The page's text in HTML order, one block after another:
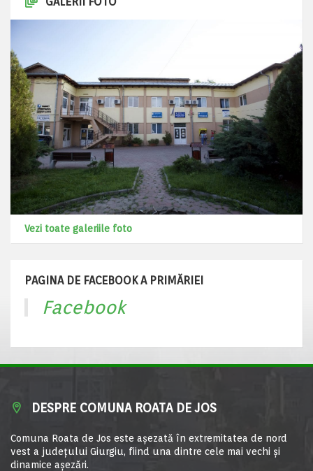
Vezi toate galeriile foto
PAGINA DE FACEBOOK A PRIMĂRIEI
Facebook
DESPRE COMUNA ROATA DE JOS
Comuna Roata de Jos este aşezată în extremitatea de nord
vest a judeţului Giurgiu, fiind una dintre cele mai vechi şi
dinamice aşezări.